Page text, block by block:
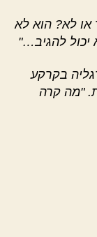
או לא? הוא לא
יכול להגיב…"
בקרקע
"מה קרה